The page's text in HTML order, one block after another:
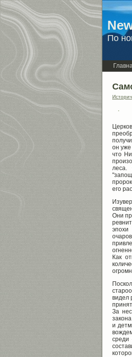
По
он уже
что
леса.
его
Они
Как
видел
За
и
среди